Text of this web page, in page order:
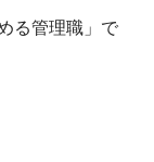
る管理職」で